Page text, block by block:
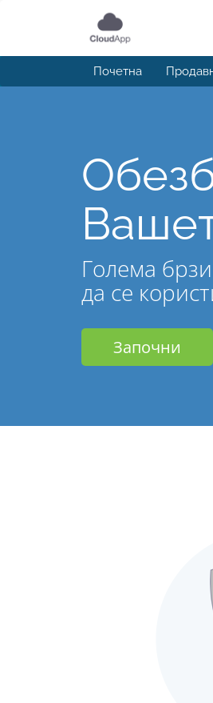
Почетна
Голема
да се
Започни